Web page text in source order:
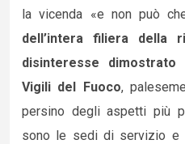
la vicenda «e non può
dell’intera filiera della
disinteresse dimostrato
Vigili del Fuoco,
persino degli aspetti più
sono le sedi di servizio e